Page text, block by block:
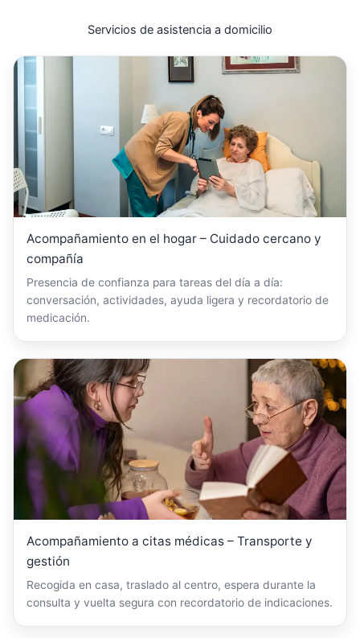
Servicios de asistencia a domicilio
Acompañamiento en el hogar – Cuidado cercano y
compañía
Presencia de confianza para tareas del día a día:
conversación, actividades, ayuda ligera y recordatorio de
medicación.
Acompañamiento a citas médicas – Transporte y
gestión
Recogida en casa, traslado al centro, espera durante la
consulta y vuelta segura con recordatorio de indicaciones.